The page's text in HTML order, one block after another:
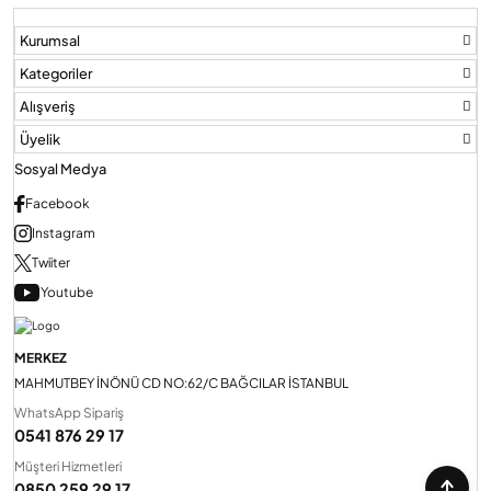
Kurumsal
Kategoriler
Alışveriş
Üyelik
Sosyal Medya
Facebook
Instagram
Twiiter
Youtube
MERKEZ
MAHMUTBEY İNÖNÜ CD NO:62/C BAĞCILAR İSTANBUL
WhatsApp Sipariş
0541 876 29 17
Müşteri Hizmetleri